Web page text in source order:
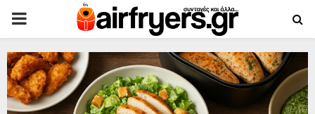
PRIMARY
MENU